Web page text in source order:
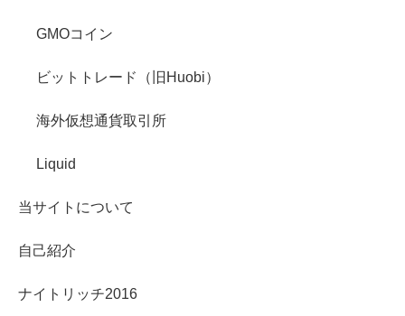
GMOコイン
ビットトレード（旧Huobi）
海外仮想通貨取引所
Liquid
当サイトについて
自己紹介
ナイトリッチ2016